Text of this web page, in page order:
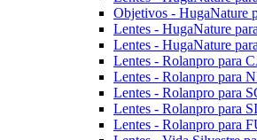
Objetivos - HugaNature
Lentes - HugaNature
Lentes - HugaNature
Lentes - Rolanpro para
Lentes - Rolanpro para
Lentes - Rolanpro para
Lentes - Rolanpro para
Lentes - Rolanpro para